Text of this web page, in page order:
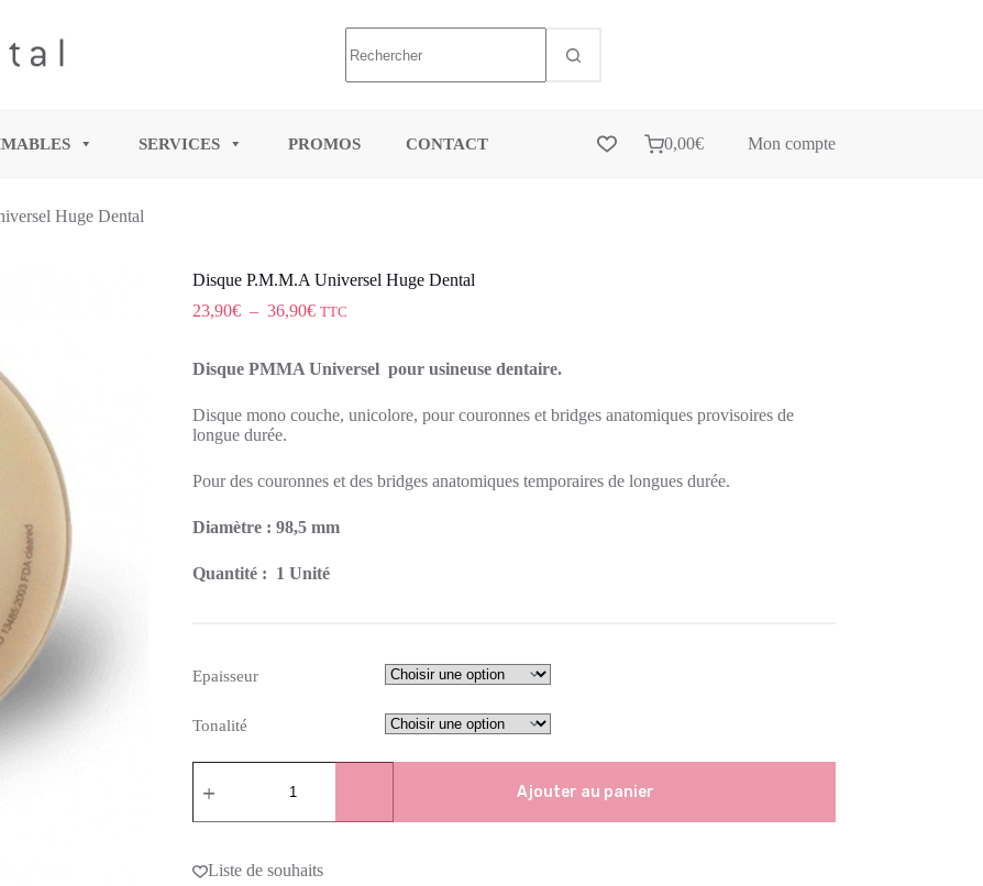
SERVICES PROMOS CONTACT 0,00€ Mon compte
Huge Dental
Disque P.M.M.A Universel Huge Dental
23,90€ – 36,90€ TTC
Disque PMMA Universel pour usineuse dentaire.
Disque mono couche, unicolore, pour couronnes et bridges anatomiques provisoires de
longue durée.
Pour des couronnes et des bridges anatomiques temporaires de longues durée.
Diamètre : 98,5 mm
Quantité : 1 Unité
Epaisseur
Tonalité
Ajouter au panier
Liste de souhaits